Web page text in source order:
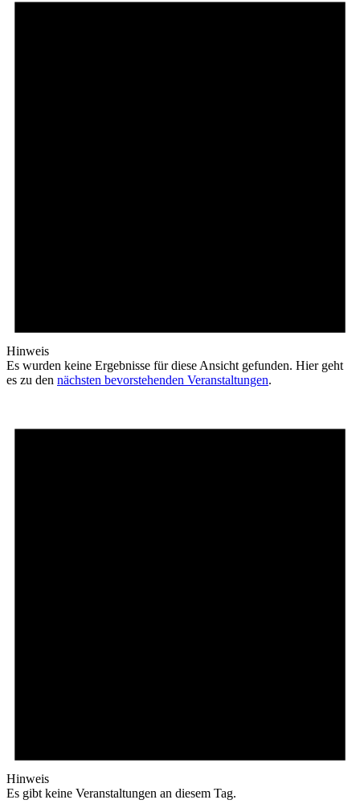
Hinweis
Es wurden keine Ergebnisse für diese Ansicht gefunden. Hier geht
es zu den nächsten bevorstehenden Veranstaltungen.
Hinweis
Es gibt keine Veranstaltungen an diesem Tag.